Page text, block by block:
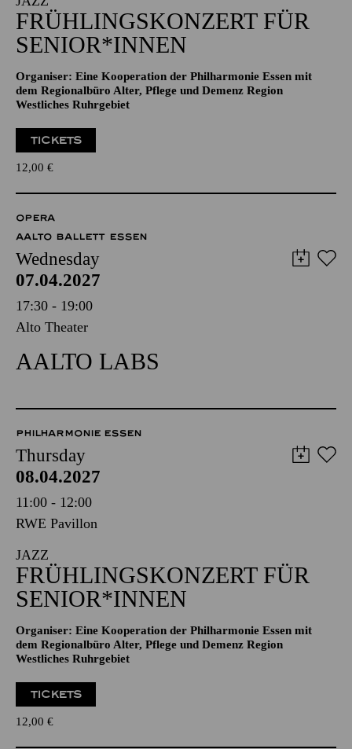
FRÜHLINGSKONZERT FÜR
SENIOR*INNEN
Organiser: Eine Kooperation der Philharmonie Essen mit
dem Regionalbüro Alter, Pflege und Demenz Region
Westliches Ruhrgebiet
TICKETS
12,00 €
OPERA
AALTO BALLETT ESSEN
Wednesday
07.04.2027
17:30 - 19:00
Alto Theater
AALTO LABS
PHILHARMONIE ESSEN
Thursday
08.04.2027
11:00 - 12:00
RWE Pavillon
JAZZ
FRÜHLINGSKONZERT FÜR
SENIOR*INNEN
Organiser: Eine Kooperation der Philharmonie Essen mit
dem Regionalbüro Alter, Pflege und Demenz Region
Westliches Ruhrgebiet
TICKETS
12,00 €